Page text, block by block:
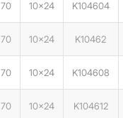
70 10×24 K104604
70 10×24 K10462
70 10×24 K104608
70 10×24 K104612